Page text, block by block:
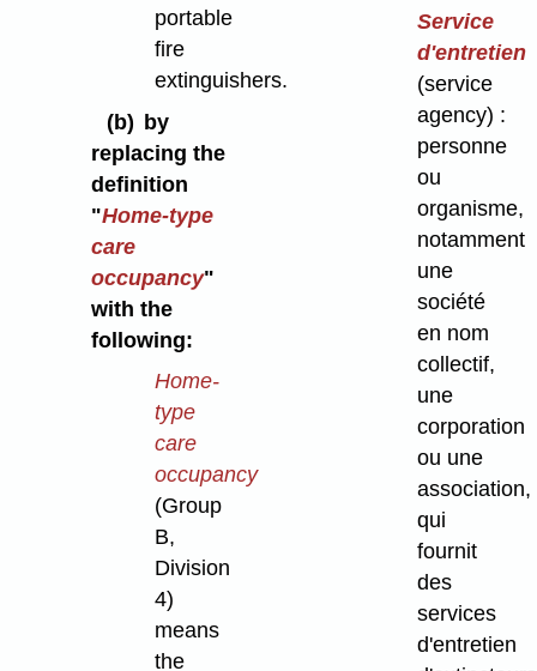
portable
fire
extinguishers.
(b) by
replacing the
definition
"Home-type
care
occupancy"
with the
following:
Home-
type
care
occupancy
(Group
B,
Division
4)
means
the
Service
d'entretien
(service
agency) :
personne
ou
organisme,
notamment
une
société
en nom
collectif,
une
corporation
ou une
association,
qui
fournit
des
services
d'entretien